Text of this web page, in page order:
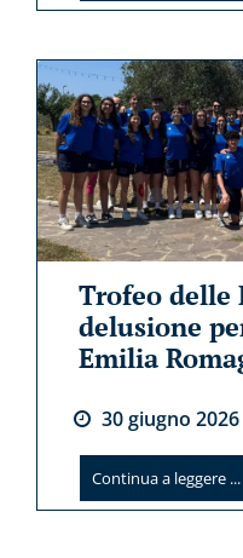
Trofeo delle
delusione
Emilia
30giugno 2026
Continua a leggere ...